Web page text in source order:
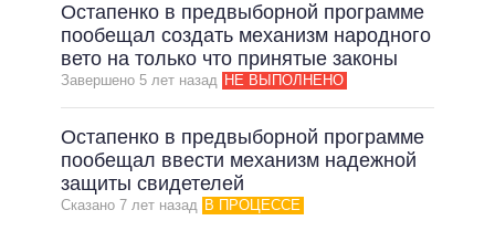
Остапенко в предвыборной программе
пообещал создать механизм народного
вето на только что принятые законы
Завершено 5 лет назад НЕ ВЫПОЛНЕНО
Остапенко в предвыборной программе
пообещал ввести механизм надежной
защиты свидетелей
Сказано 7 лет назад В ПРОЦЕССЕ